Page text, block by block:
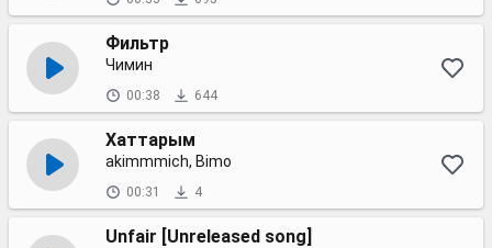
Фильтр
Чимин
00:38 644
Хаттарым
akimmmich, Bimo
00:31 4
Unfair [Unreleased song]